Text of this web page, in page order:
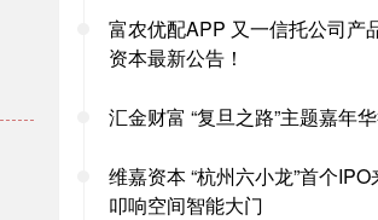
富农优配APP 又一信托公司产
资本最新公告！
汇金财富 “复旦之路”主题嘉年
维嘉资本 “杭州六小龙”首个
叩响空间智能大门